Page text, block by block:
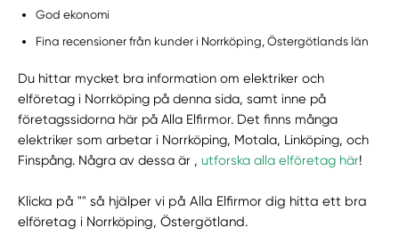
God ekonomi
Fina recensioner från kunder i Norrköping, Östergötlands län
Du hittar mycket bra information om elektriker och
elföretag i Norrköping på denna sida, samt inne på
företagssidorna här på Alla Elfirmor. Det finns många
elektriker som arbetar i Norrköping, Motala, Linköping, och
Finspång. Några av dessa är ,utforska alla elföretag här!
Klicka på "" så hjälper vi på Alla Elfirmor dig hitta ett bra
elföretag i Norrköping, Östergötland.